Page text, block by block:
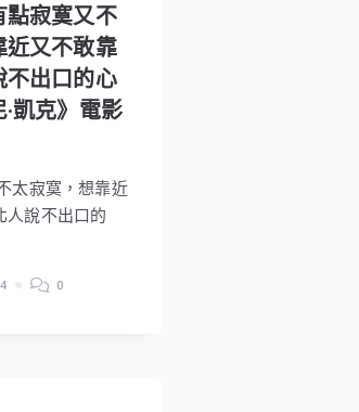
點寂寞又不
又不敢靠
出口的心
凱克》電影
太寂寞，想靠近
人說不出口的
0